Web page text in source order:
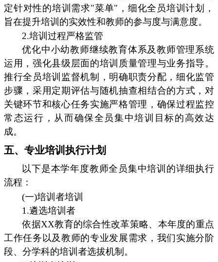
定针对性的培训需求"菜单"，细化全员培训计划，
旨在提升培训的实效性和教师的参与度与满意度。
2.培训过程严格监管
优化中小幼教师继续教育体系及教师管理系统
运用，强化县级层面的培训质量管理与业务指导。
推行全员培训监督机制，明确职责分配，细化监管
步骤，采用定期评估与随机抽查相结合的方式，对
关键环节和核心任务实施严格管理，确保过程监控
常态运行，从而确保全员集中培训目标的高效达
成。
五、专业培训执行计划
以下是本学年度教师全员集中培训的详细执行
流程：
(一)培训者培训
1.遴选培训者
依据XX教育的综合性改革策略、本年度的重点
工作任务以及教师的专业发展需求，我们实施分阶
段、分学科的培训者选拔机制。